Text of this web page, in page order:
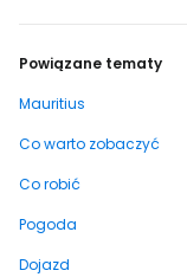
Powiązane tematy
Mauritius
Co warto zobaczyć
Co robić
Pogoda
Dojazd